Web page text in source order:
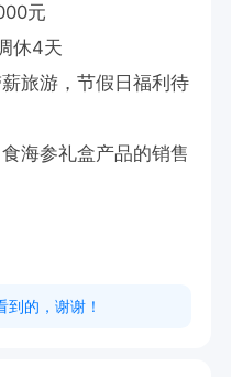
元
休4天
旅游，节假日福利待
海参礼盒产品的销售
到的，谢谢！